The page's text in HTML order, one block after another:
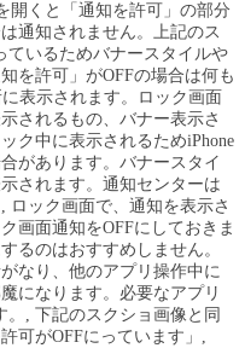
開くと「通知を許可」の部分
通知されません。上記のス
ているためバナースタイルや
を許可」がOFFの場合は何も
表示されます。ロック画面
されるもの、バナー表示さ
ク中に表示されるためiPhone
があります。バナースタイ
されます。通知センターは
ロック画面で、通知を表示さ
画面通知をOFFにしておきま
るのはおすすめしません。
なり、他のアプリ操作中に
になります。必要なアプリ
, 下記のスクショ画像と同
可がOFFにっています」,